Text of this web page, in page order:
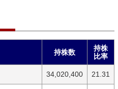
持株数
持株
比率
34,020,400 21.31